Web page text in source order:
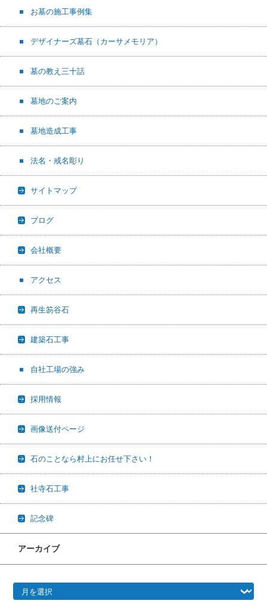
お墓の施工事例集
デザイナーズ墓石（カーサメモリア）
墓の教え三十話
墓地のご案内
墓地造成工事
法名・戒名彫り
サイトマップ
ブログ
会社概要
アクセス
再生笏谷石
建築石工事
自社工場の強み
採用情報
画像送付ページ
石のことなら村上にお任せ下さい！
社寺石工事
記念碑
アーカイブ